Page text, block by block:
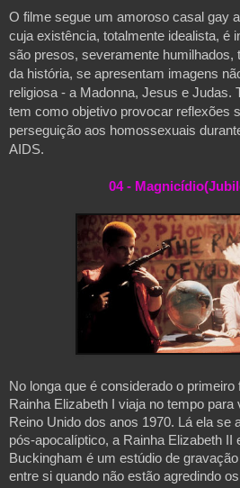
O filme segue um amoroso casal gay
cuja existência, totalmente idealista, é
são presos, severamente humilhados,
da história, se apresentam imagens
religiosa - a Madonna, Jesus e Judas.
tem como objetivo provocar reflexões
perseguição aos homossexuais
AIDS.
04 -
No longa que é considerado o
Rainha Elizabeth I viaja no tempo
Reino Unido dos anos 1970. Lá ela se
pós-apocalíptico, a Rainha Elizabeth II
Buckingham é um estúdio de
entre si quando não estão agredindo